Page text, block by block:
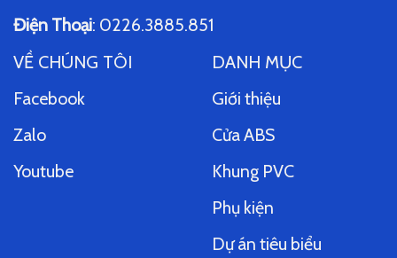
Điện Thoại: 0226.3885.851
VỀ CHÚNG TÔI
Facebook
Zalo
Youtube
DANH MỤC
Giới thiệu
Cửa ABS
Khung PVC
Phụ kiện
Dự án tiêu biểu